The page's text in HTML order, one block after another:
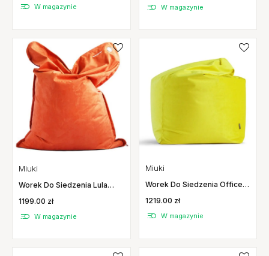
W magazynie W magazynie
Miuki
Worek Do Siedzenia Lula
1199.00 zł
W magazynie
Miuki
Worek Do Siedzenia Office
1219.00 zł
W magazynie